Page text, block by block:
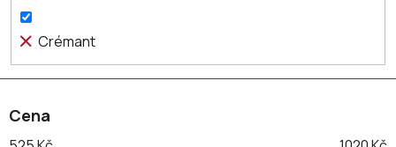
u
t
ů
Crémant
Cena